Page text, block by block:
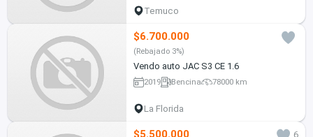
Temuco
$6.700.000
(Rebajado 3%)
Vendo auto JAC S3 CE 1.6
2019 Bencina 78000 km
La Florida
$5.500.000
6